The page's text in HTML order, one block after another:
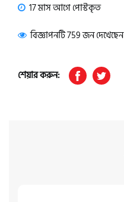
17 মাস আগে পোস্টকৃত
বিজ্ঞাপনটি 759 জন দেখেছেন
শেয়ার করুন: